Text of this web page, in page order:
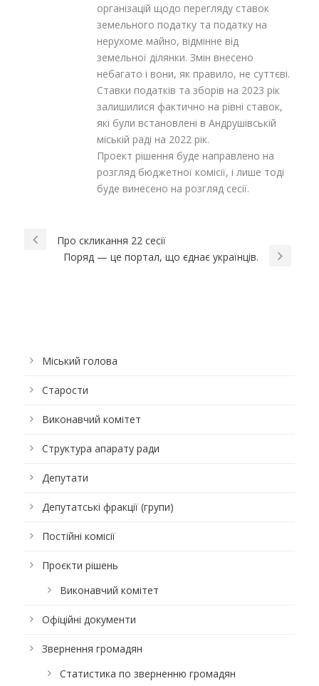
організацій щодо перегляду ставок
земельного податку та податку на
нерухоме майно, відмінне від
земельної ділянки. Змін внесено
небагато і вони, як правило, не суттєві.
Ставки податків та зборів на 2023 рік
залишилися фактично на рівні ставок,
які були встановлені в Андрушівській
міській раді на 2022 рік.
Проект рішення буде направлено на
розгляд бюджетної комісії, і лише тоді
буде винесено на розгляд сесії.
Про скликання 22 сесії
Поряд — це портал, що єднає українців.
Міський голова
Старости
Виконавчий комітет
Структура апарату ради
Депутати
Депутатські фракції (групи)
Постійні комісії
Проєкти рішень
Виконавчий комітет
Офіційні документи
Звернення громадян
Статистика по зверненню громадян